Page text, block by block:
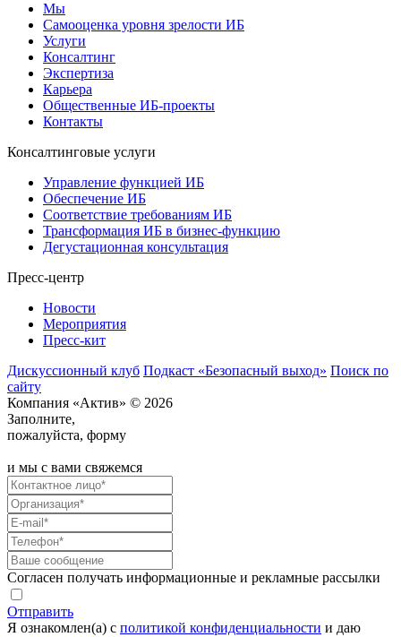
Мы
Самооценка уровня зрелости ИБ
Услуги
Консалтинг
Экспертиза
Карьера
Общественные ИБ-проекты
Контакты
Консалтинговые услуги
Управление функцией ИБ
Обеспечение ИБ
Соответствие требованиям ИБ
Трансформация ИБ в бизнес-функцию
Дегустационная консультация
Пресс-центр
Новости
Мероприятия
Пресс-кит
Дискуссионный клуб Подкаст «Безопасный выход» Поиск по
сайту
Компания «Актив» © 2026
Заполните,
пожалуйста, форму
и мы с вами свяжемся
Согласен получать информационные и рекламные рассылки
Отправить
Я ознакомлен(а) с политикой конфиденциальности и даю